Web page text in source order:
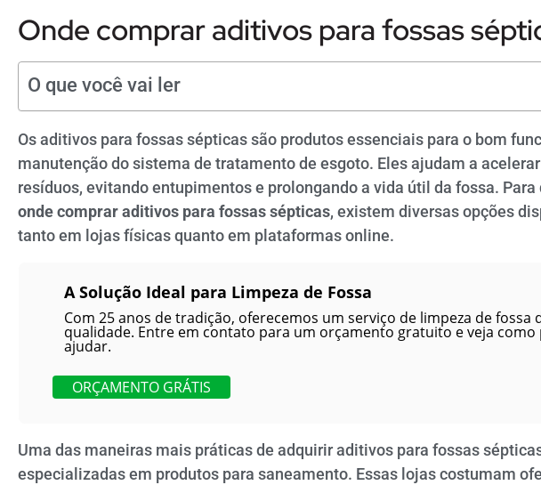
Onde comprar aditivos para fossas
O que você vai ler
Os aditivos para fossas sépticas são produtos essenciais para o bom
manutenção do sistema de tratamento de esgoto. Eles ajudam a
resíduos, evitando entupimentos e prolongando a vida útil da fossa. Para
onde comprar aditivos para fossas sépticas, existem diversas opções
tanto em lojas físicas quanto em plataformas online.
A Solução Ideal para Limpeza de Fossa
Com 25 anos de tradição, oferecemos um serviço de limpeza de fossa
qualidade. Entre em contato para um orçamento gratuito e veja como
ajudar.
ORÇAMENTO GRÁTIS
Uma das maneiras mais práticas de adquirir aditivos para fossas
especializadas em produtos para saneamento. Essas lojas costumam